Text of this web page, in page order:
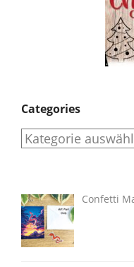
Categories
Categories
Confetti